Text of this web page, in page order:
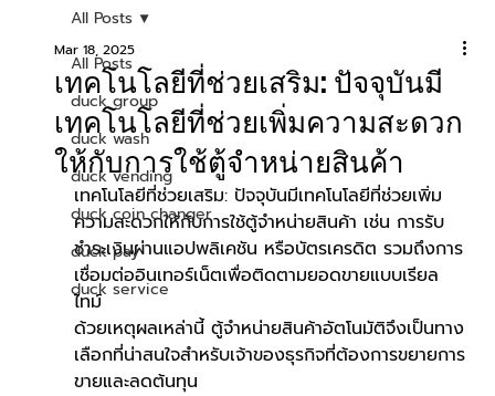
All Posts
duck group
duck wash
duck vending
duck coin changer
duck pay
duck service
All Posts
เทคโนโลยีที่ช่วยเสริม: ปัจจุบันมี
เทคโนโลยีที่ช่วยเพิ่มความสะดวก
ให้กับการใช้ตู้จำหน่ายสินค้า
Mar 18, 2025
เทคโนโลยีที่ช่วยเสริม: ปัจจุบันมีเทคโนโลยีที่ช่วยเพิ่ม
ความสะดวกให้กับการใช้ตู้จำหน่ายสินค้า เช่น การรับ
ชำระเงินผ่านแอปพลิเคชัน หรือบัตรเครดิต รวมถึงการ
เชื่อมต่ออินเทอร์เน็ตเพื่อติดตามยอดขายแบบเรียล
ไทม์
ด้วยเหตุผลเหล่านี้ ตู้จำหน่ายสินค้าอัตโนมัติจึงเป็นทาง
เลือกที่น่าสนใจสำหรับเจ้าของธุรกิจที่ต้องการขยายการ
ขายและลดต้นทุน